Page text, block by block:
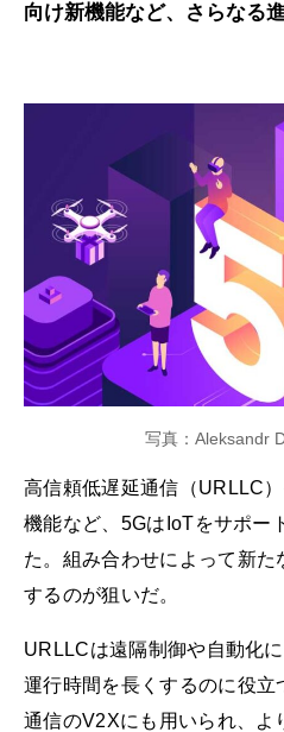
向け新機能など、さらなる
写真：Aleksandr
高信頼低遅延通信（URLLC
機能など、5GはIoTをサポー
た。組み合わせによって新た
するのが狙いだ。
URLLCは遠隔制御や自動化
運行時間を長くするのに役立
通信のV2Xにも用いられ、よ